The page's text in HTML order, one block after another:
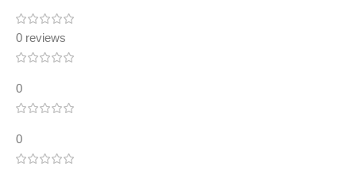
0 reviews
0
0